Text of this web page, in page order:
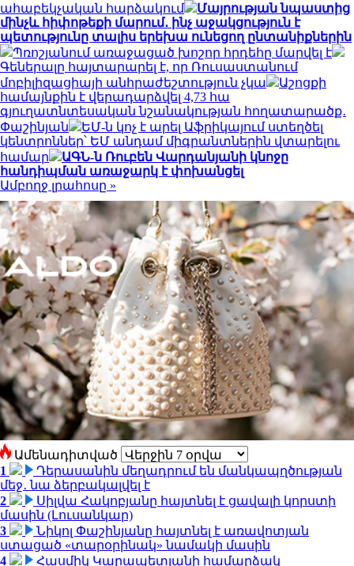
ահաբեկչական հարձակում
Մայրության նպաստից
մինչև հիփոթեքի մարում․ ինչ աջակցություն է
պետությունը տալիս երեխա ունեցող ընտանիքներին
Պռոշյանում առաջացած խոշոր հրդեհը մարվել է
Գեներալը հայտարարել է, որ Ռուսաստանում
մոբիլիզացիայի անհրաժեշտություն չկա
Աշոցքի
համայնքին է վերադարձվել 4,73 հա
գյուղատնտեսական նշանակության հողատարածք․
Փաշինյան
ԵՄ-ն կոչ է արել Աֆրիկայում ստեղծել
կենտրոններ՝ ԵՄ անդամ միգրանտներին վտարելու
համար
ԱԳՆ-ն Ռուբեն Վարդանյանի կնոջը
հանդիպման առաջարկ է փոխանցել
Ամբողջ լրահոսը »
Ամենադիտված
1
Դերասանին մեղադրում են մանկապղծության
մեջ․ նա ձերբակալվել է
2
Սիլվա Հակոբյանը հայտնել է ցավալի կորստի
մասին (Լուսանկար)
3
Նիկոլ Փաշինյանը հայտնել է առավոտյան
ստացած «տարօրինակ» նամակի մասին
4
Հասմիկ Կարապետյանի համարձակ